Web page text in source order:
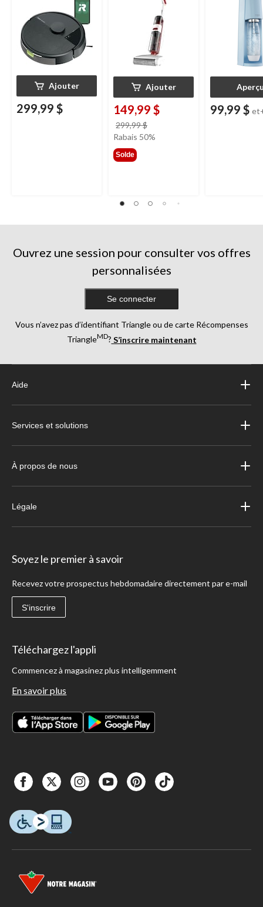
Ajouter
299,99 $
Ajouter
149,99 $
299,99 $
était
Rabais 50%
Solde
99,99 $
Ouvrez une session pour consulter vos offres
personnalisées
Se connecter
Vous n’avez pas d’identifiant Triangle ou de carte Récompenses
TriangleMD? S’inscrire maintenant
Aide
Services et solutions
À propos de nous
Légale
Soyez le premier à savoir
Recevez votre prospectus hebdomadaire directement par e-mail
S'inscrire
Téléchargez l'appli
Commencez à magasinez plus intelligemment
En savoir plus